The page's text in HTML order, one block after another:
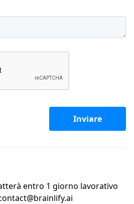
Inviare
entro 1 giorno lavorativo